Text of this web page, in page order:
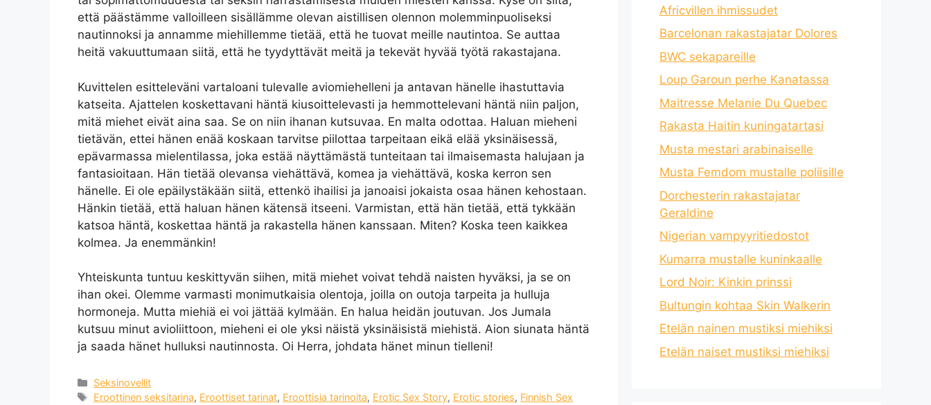
että päästämme valloilleen sisällämme olevan aistillisen olennon molemminpuoliseksi
nautinnoksi ja annamme miehillemme tietää, että he tuovat meille nautintoa. Se auttaa
heitä vakuuttumaan siitä, että he tyydyttävät meitä ja tekevät hyvää työtä rakastajana.
Kuvittelen esitteleväni vartaloani tulevalle aviomiehelleni ja antavan hänelle ihastuttavia
katseita. Ajattelen koskettavani häntä kiusoittelevasti ja hemmottelevani häntä niin paljon,
mitä miehet eivät aina saa. Se on niin ihanan kutsuvaa. En malta odottaa. Haluan mieheni
tietävän, ettei hänen enää koskaan tarvitse piilottaa tarpeitaan eikä elää yksinäisessä,
epävarmassa mielentilassa, joka estää näyttämästä tunteitaan tai ilmaisemasta halujaan ja
fantasioitaan. Hän tietää olevansa viehättävä, komea ja viehättävä, koska kerron sen
hänelle. Ei ole epäilystäkään siitä, ettenkö ihailisi ja janoaisi jokaista osaa hänen kehostaan.
Hänkin tietää, että haluan hänen kätensä itseeni. Varmistan, että hän tietää, että tykkään
katsoa häntä, koskettaa häntä ja rakastella hänen kanssaan. Miten? Koska teen kaikkea
kolmea. Ja enemmänkin!
Yhteiskunta tuntuu keskittyvän siihen, mitä miehet voivat tehdä naisten hyväksi, ja se on
ihan okei. Olemme varmasti monimutkaisia ​​olentoja, joilla on outoja tarpeita ja hulluja
hormoneja. Mutta miehiä ei voi jättää kylmään. En halua heidän joutuvan. Jos Jumala
kutsuu minut avioliittoon, mieheni ei ole yksi näistä yksinäisistä miehistä. Aion siunata häntä
ja saada hänet hulluksi nautinnosta. Oi Herra, johdata hänet minun tielleni!
Categories
Seksinovellit
Tags
Eroottinen seksitarina, Eroottiset tarinat, Eroottisia tarinoita, Erotic Sex Story, Erotic stories, Finnish Sex
Africvillen ihmissudet
Barcelonan rakastajatar Dolores
BWC sekapareille
Loup Garoun perhe Kanatassa
Maitresse Melanie Du Quebec
Rakasta Haitin kuningatartasi
Musta mestari arabinaiselle
Musta Femdom mustalle poliisille
Dorchesterin rakastajatar
Geraldine
Nigerian vampyyritiedostot
Kumarra mustalle kuninkaalle
Lord Noir: Kinkin prinssi
Bultungin kohtaa Skin Walkerin
Etelän nainen mustiksi miehiksi
Etelän naiset mustiksi miehiksi